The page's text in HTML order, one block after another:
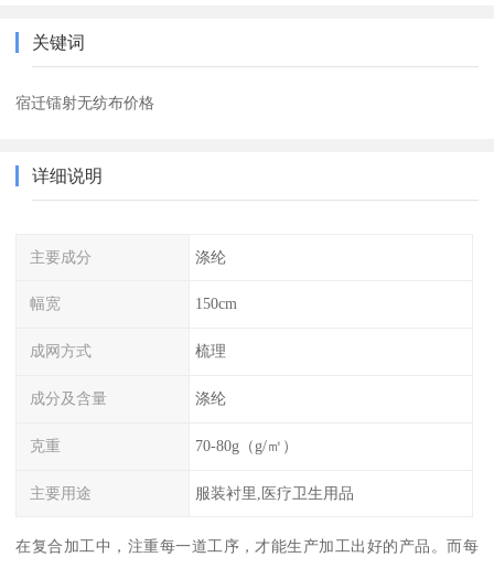
关键词
宿迁镭射无纺布价格
详细说明
主要成分 涤纶
幅宽 150cm
成网方式 梳理
成分及含量 涤纶
克重 70-80g（g/㎡）
主要用途 服装衬里,医疗卫生用品
在复合加工中，注重每一道工序，才能生产加工出好的产品。而每